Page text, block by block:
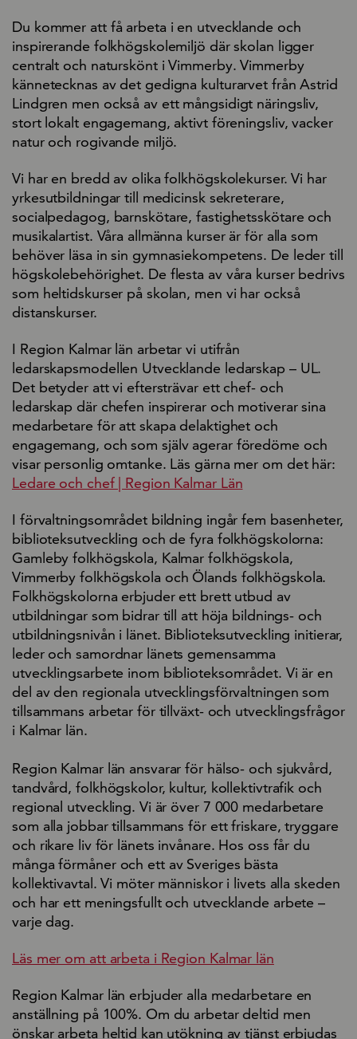
Du kommer att få arbeta i en utvecklande och
inspirerande folkhögskolemiljö där skolan ligger
centralt och naturskönt i Vimmerby. Vimmerby
kännetecknas av det gedigna kulturarvet från Astrid
Lindgren men också av ett mångsidigt näringsliv,
stort lokalt engagemang, aktivt föreningsliv, vacker
natur och rogivande miljö.
Vi har en bredd av olika folkhögskolekurser. Vi har
yrkesutbildningar till medicinsk sekreterare,
socialpedagog, barnskötare, fastighetsskötare och
musikalartist. Våra allmänna kurser är för alla som
behöver läsa in sin gymnasiekompetens. De leder till
högskolebehörighet. De flesta av våra kurser bedrivs
som heltidskurser på skolan, men vi har också
distanskurser.
I Region Kalmar län arbetar vi utifrån
ledarskapsmodellen Utvecklande ledarskap – UL.
Det betyder att vi eftersträvar ett chef- och
ledarskap där chefen inspirerar och motiverar sina
medarbetare för att skapa delaktighet och
engagemang, och som själv agerar föredöme och
visar personlig omtanke. Läs gärna mer om det här:
Ledare och chef | Region Kalmar Län
I förvaltningsområdet bildning ingår fem basenheter,
biblioteksutveckling och de fyra folkhögskolorna:
Gamleby folkhögskola, Kalmar folkhögskola,
Vimmerby folkhögskola och Ölands folkhögskola.
Folkhögskolorna erbjuder ett brett utbud av
utbildningar som bidrar till att höja bildnings- och
utbildningsnivån i länet. Biblioteksutveckling initierar,
leder och samordnar länets gemensamma
utvecklingsarbete inom biblioteksområdet. Vi är en
del av den regionala utvecklingsförvaltningen som
tillsammans arbetar för tillväxt- och utvecklingsfrågor
i Kalmar län.
Region Kalmar län ansvarar för hälso- och sjukvård,
tandvård, folkhögskolor, kultur, kollektivtrafik och
regional utveckling. Vi är över 7 000 medarbetare
som alla jobbar tillsammans för ett friskare, tryggare
och rikare liv för länets invånare. Hos oss får du
många förmåner och ett av Sveriges bästa
kollektivavtal. Vi möter människor i livets alla skeden
och har ett meningsfullt och utvecklande arbete –
varje dag.
Läs mer om att arbeta i Region Kalmar län
Region Kalmar län erbjuder alla medarbetare en
anställning på 100%. Om du arbetar deltid men
önskar arbeta heltid kan utökning av tjänst erbjudas